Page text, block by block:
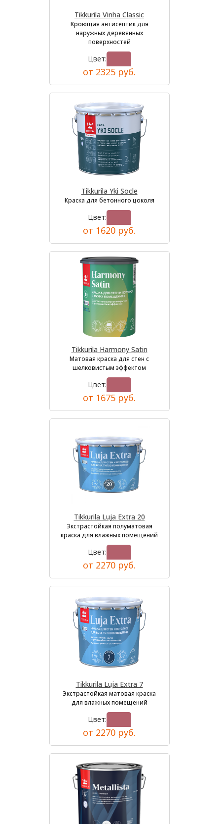
Tikkurila Vinha Classic
Кроющая антисептик для
наружных деревянных
поверхностей
Цвет:
от 2325 руб.
Tikkurila Yki Socle
Краска для бетонного цоколя
Цвет:
от 1620 руб.
Tikkurila Harmony Satin
Матовая краска для стен с
шелковистым эффектом
Цвет:
от 1675 руб.
Tikkurila Luja Extra 20
Экстрастойкая полуматовая
краска для влажных помещений
Цвет:
от 2270 руб.
Tikkurila Luja Extra 7
Экстрастойкая матовая краска
для влажных помещений
Цвет:
от 2270 руб.